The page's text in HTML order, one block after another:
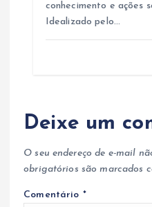
conhecimento e ações
Idealizado pelo…
Deixe um
O seu endereço de e-mail
obrigatórios são marcados
Comentário *